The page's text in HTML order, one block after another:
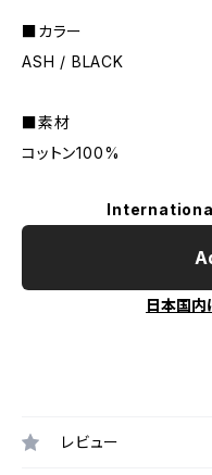
■カラー
ASH / BLACK
■素材
コットン100%
日本国内
レビュー